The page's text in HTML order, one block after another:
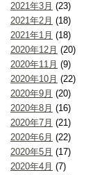
2021年3月 (23)
2021年2月 (18)
2021年1月 (18)
2020年12月 (20)
2020年11月 (9)
2020年10月 (22)
2020年9月 (20)
2020年8月 (16)
2020年7月 (21)
2020年6月 (22)
2020年5月 (17)
2020年4月 (7)